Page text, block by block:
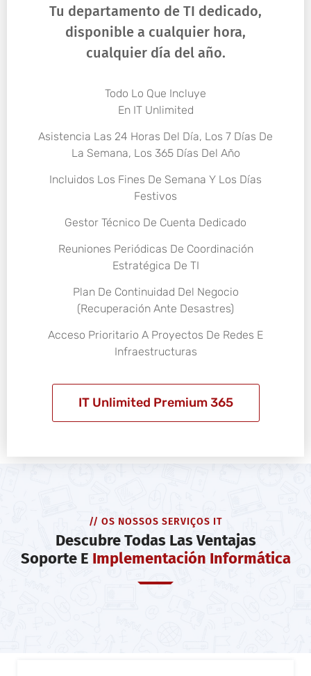
Tu departamento de TI dedicado,
disponible a cualquier hora,
cualquier día del año.
Todo Lo Que Incluye
En IT Unlimited
Asistencia Las 24 Horas Del Día, Los 7 Días De
La Semana, Los 365 Días Del Año
Incluidos Los Fines De Semana Y Los Días
Festivos
Gestor Técnico De Cuenta Dedicado
Reuniones Periódicas De Coordinación
Estratégica De TI
Plan De Continuidad Del Negocio
(Recuperación Ante Desastres)
Acceso Prioritario A Proyectos De Redes E
Infraestructuras
IT Unlimited Premium 365
// OS NOSSOS SERVIÇOS IT
Descubre Todas Las Ventajas
Soporte E Implementación Informática